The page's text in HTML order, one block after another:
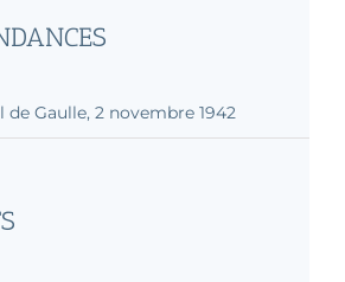
de Gaulle, 2 novembre 1942